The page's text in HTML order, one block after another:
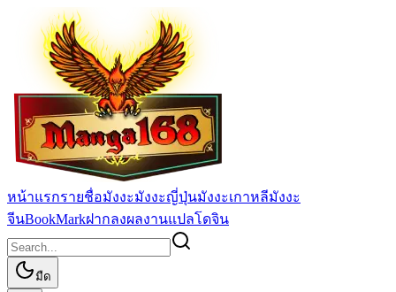
หน้าแรกรายชื่อมังงะมังงะญี่ปุ่นมังงะเกาหลีมังงะ
จีนBookMarkฝากลงผลงานแปลโดจิน
มืด